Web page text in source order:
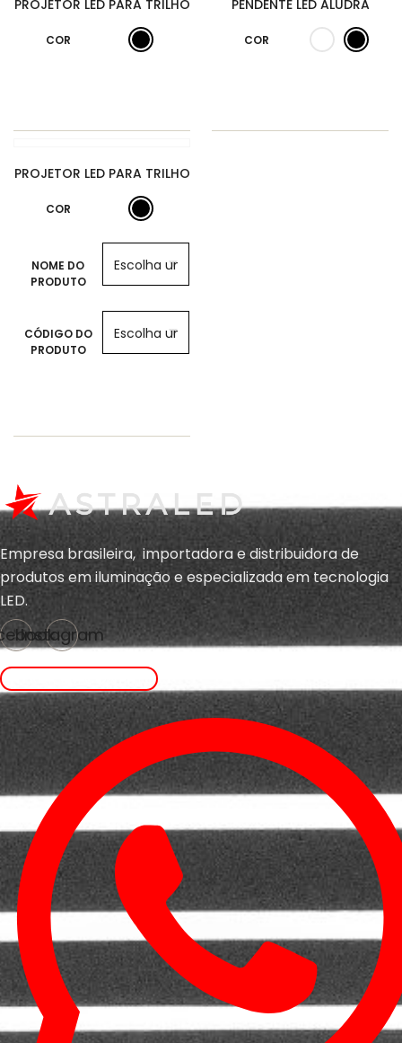
PROJETOR LED PARA TRILHO
COR
PENDENTE LED ALUDRA
COR
PROJETOR LED PARA TRILHO
COR
NOME DO
PRODUTO
CÓDIGO DO
PRODUTO
Empresa brasileira, importadora e distribuidora de
produtos em iluminação e especializada emtecnologia
LED.
Instagram
ENTRAR EM CONTATO